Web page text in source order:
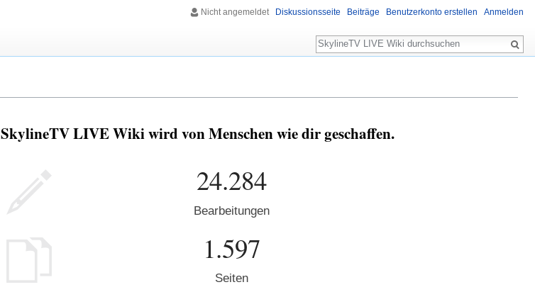
SkylineTV LIVE Wiki wird von Menschen wie dir geschaffen.
24.284
Bearbeitungen
1.597
Seiten
Nicht angemeldet Diskussionsseite Beiträge Benutzerkonto erstellen Anmelden
Suche